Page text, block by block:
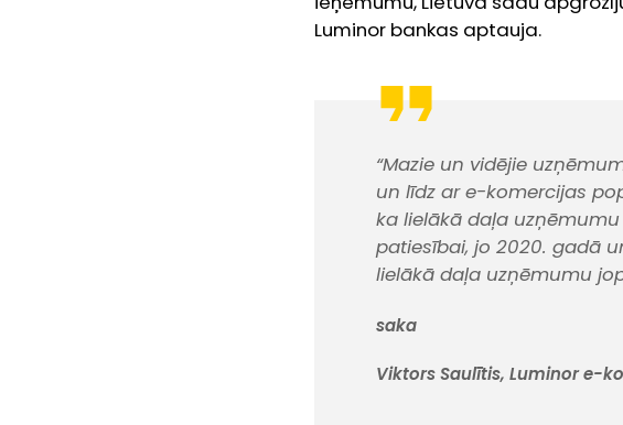
Luminor bankas aptauja.
“Mazie un vidējie
un līdz ar e-komercijas
ka lielākā daļa
patiesībai, jo 2020. gadā
lielākā daļa uzņēmumu
saka
Viktors Saulītis, Luminor e-